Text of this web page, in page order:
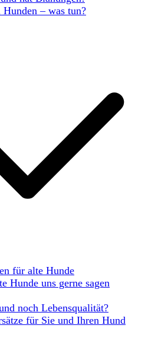
– was tun?
für alte Hunde
Hunde uns gerne sagen
noch Lebensqualität?
für Sie und Ihren Hund